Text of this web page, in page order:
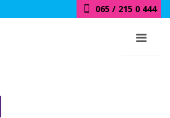
065 / 215 0 444